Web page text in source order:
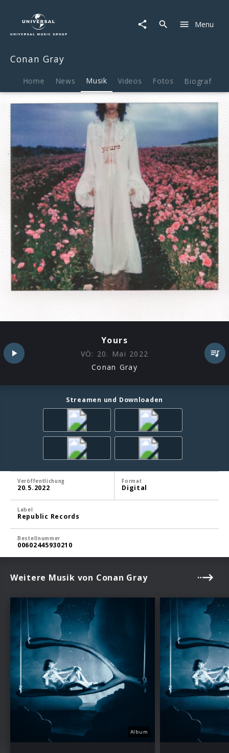
Musik
Yours
Menu
Conan Gray
Home News Musik Videos Fotos Biografie
Yours
VÖ: 20. Mai 2022
Conan Gray
Streamen und Downloaden
Veröffentlichung
20.5.2022
Format
Digital
Label
Republic Records
Bestellnummer
00602445930210
Weitere Musik von Conan Gray
Album